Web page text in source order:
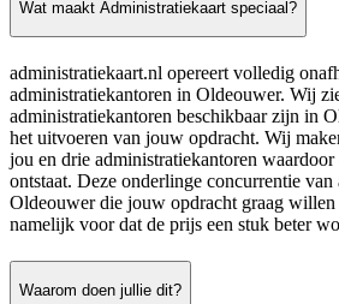
Wat maakt Administratiekaart speciaal?
administratiekaart.nl opereert volledig
administratiekantoren in Oldeouwer. Wij
administratiekantoren beschikbaar zijn in
het uitvoeren van jouw opdracht. Wij
jou en drie administratiekantoren
ontstaat. Deze onderlinge concurrentie
Oldeouwer die jouw opdracht graag willen
namelijk voor dat de prijs een stuk beter
Waarom doen jullie dit?